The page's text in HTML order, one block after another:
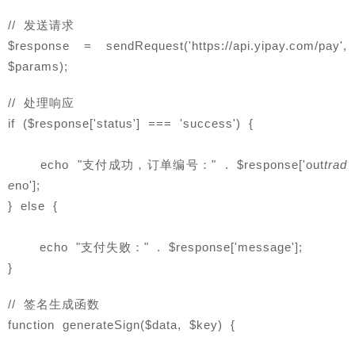
// 发送请求
$response = sendRequest('https://api.yipay.com/pay',
$params);
// 处理响应
if ($response['status'] === 'success') {
echo "支付成功，订单编号：" . $response['outtrad
eno'];
} else {
echo "支付失败：" . $response['message'];
}
// 签名生成函数
function generateSign($data, $key) {